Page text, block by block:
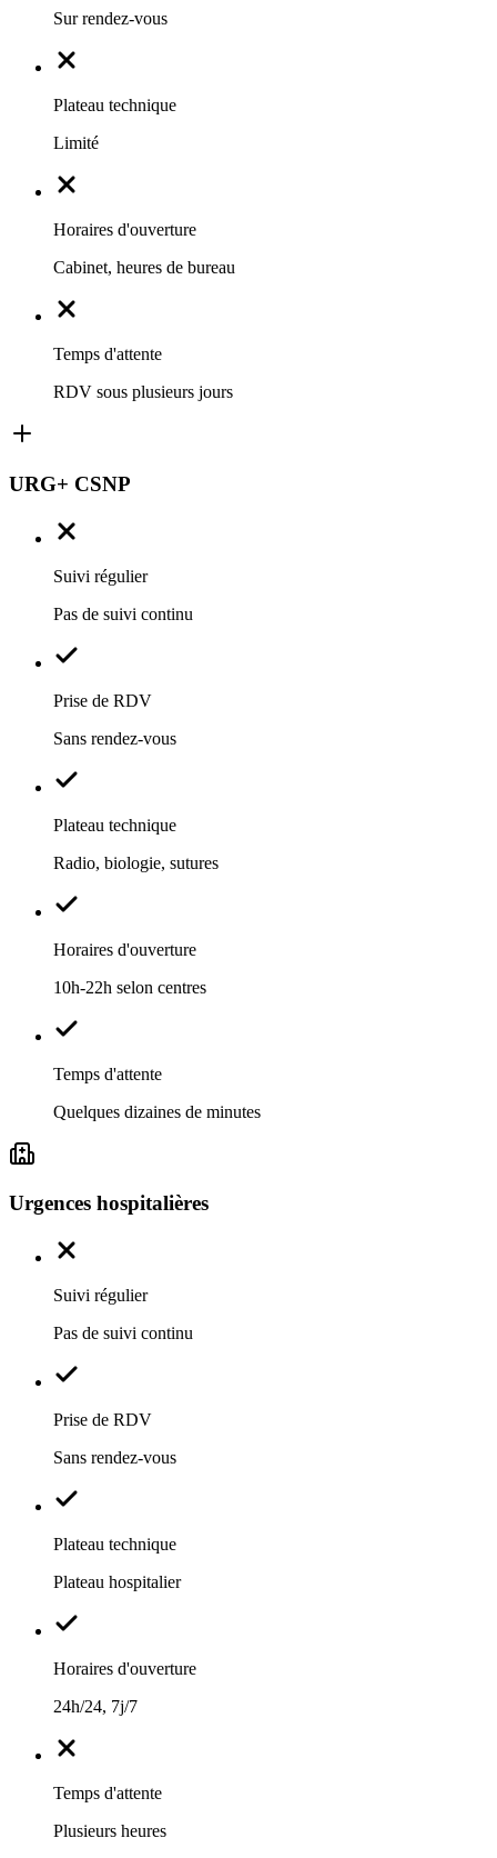
Sur rendez-vous
Plateau technique
Limité
Horaires d'ouverture
Cabinet, heures de bureau
Temps d'attente
RDV sous plusieurs jours
URG+ CSNP
Suivi régulier
Pas de suivi continu
Prise de RDV
Sans rendez-vous
Plateau technique
Radio, biologie, sutures
Horaires d'ouverture
10h-22h selon centres
Temps d'attente
Quelques dizaines de minutes
Urgences hospitalières
Suivi régulier
Pas de suivi continu
Prise de RDV
Sans rendez-vous
Plateau technique
Plateau hospitalier
Horaires d'ouverture
24h/24, 7j/7
Temps d'attente
Plusieurs heures